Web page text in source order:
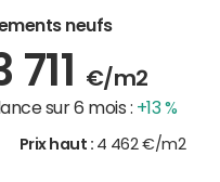
neufs
711 €/m2
sur 6 mois : +13 %
Prix haut : 4 462 €/m2